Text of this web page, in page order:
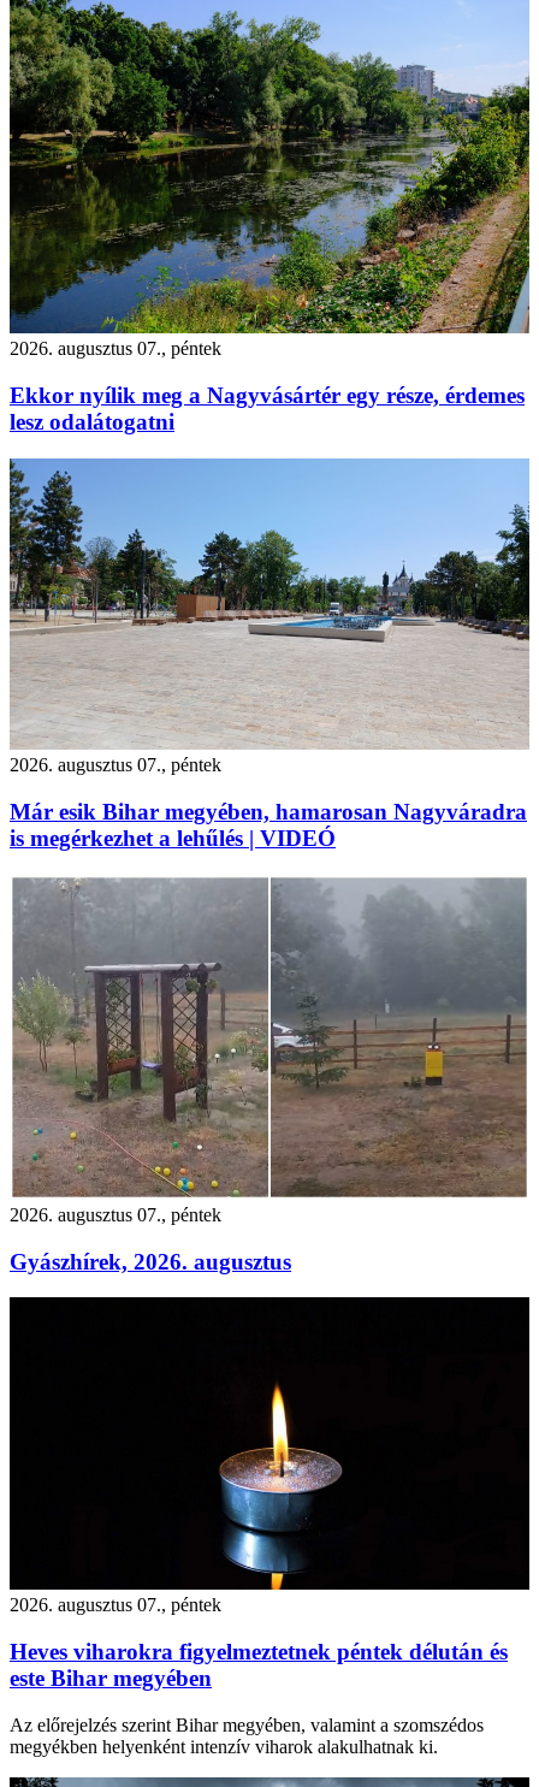
2026. augusztus 07., péntek
Ekkor nyílik meg a Nagyvásártér egy része, érdemes
lesz odalátogatni
2026. augusztus 07., péntek
Már esik Bihar megyében, hamarosan Nagyváradra
is megérkezhet a lehűlés | VIDEÓ
2026. augusztus 07., péntek
Gyászhírek, 2026. augusztus
2026. augusztus 07., péntek
Heves viharokra figyelmeztetnek péntek délután és
este Bihar megyében
Az előrejelzés szerint Bihar megyében, valamint a szomszédos
megyékben helyenként intenzív viharok alakulhatnak ki.